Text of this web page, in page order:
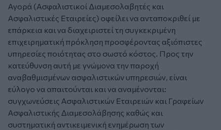
Αγορά (Ασφαλιστικοί Διαμεσολαβητές και
Ασφαλιστικές Εταιρείες) οφείλει να ανταποκριθεί με
επάρκεια και να διαχειριστεί τη συγκεκριμένη
επιχειρηματική πρόκληση προσφέροντας αξιόπιστες
υπηρεσίες ποιότητας στο σωστό κόστος. Προς την
κατεύθυνση αυτή με γνώμονα την παροχή
αναβαθμισμένων ασφαλιστικών υπηρεσιών, είναι
εύλογο να απαιτούνται και να αναμένονται:
συγχωνεύσεις Ασφαλιστικών Εταιρειών και Γραφείων
Ασφαλιστικής Διαμεσολάβησης καθώς και
συστηματική αντικειμενική ενημέρωση των